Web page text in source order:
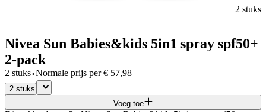
2 stuks
Nivea Sun Babies&kids 5in1 spray spf50+
2-pack
2 stuks·Normale prijs per € 57,98
2 stuks
Voeg toe